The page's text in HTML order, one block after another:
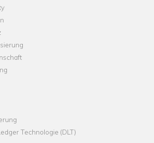
Technologie (DLT)